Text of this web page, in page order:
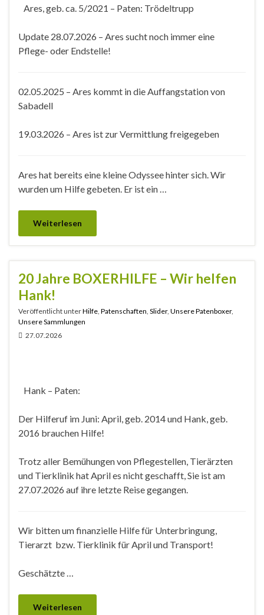
Ares, geb. ca. 5/2021 – Paten: Trödeltrupp
Update 28.07.2026 – Ares sucht noch immer eine
Pflege- oder Endstelle!
02.05.2025 – Ares kommt in die Auffangstation von
Sabadell
19.03.2026 – Ares ist zur Vermittlung freigegeben
Ares hat bereits eine kleine Odyssee hinter sich. Wir
wurden um Hilfe gebeten. Er ist ein …
Weiterlesen
20 Jahre BOXERHILFE – Wir helfen
Hank!
Veröffentlicht unterHilfe Patenschaften Slider, Unsere Patenboxer,
Unsere Sammlungen
27.07.2026
Hank – Paten:
Der Hilferuf im Juni: April, geb. 2014 und Hank, geb.
2016 brauchen Hilfe!
Trotz aller Bemühungen von Pflegestellen, Tierärzten
und Tierklinik hat April es nicht geschafft, Sie ist am
27.07.2026 auf ihre letzte Reise gegangen.
Wir bitten um finanzielle Hilfe für Unterbringung,
Tierarzt bzw. Tierklinik für April und Transport!
Geschätzte …
Weiterlesen